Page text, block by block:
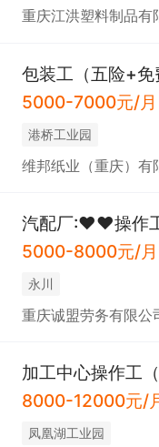
重庆江洪塑料制品有
包装工（五险+免
5000-7000元/月
港桥工业园
维邦纸业（重庆）有
5000-8000元/月
永川
重庆诚盟劳务有限公
加工中心操作工
8000-12000元/
凤凰湖工业园